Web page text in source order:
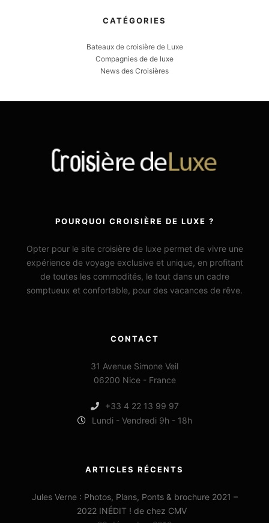
CATÉGORIES
Bateaux de croisière de Luxe
Compagnies de de luxe
News des Croisières
POURQUOI CROISIÈRE DE LUXE ?
Opter pour le site croisière de luxe permet de vivre une
expérience de voyage exclusive et unique, en profitant
de toutes les commodités, le tout dans un cadre
somptueux et confortable, pour des vacances de rêve.
CONTACT
31 Avenue Simone Veil
06200 Nice - France
+33 4 22 13 99 97
Lundi - Vendredi 9h - 18h
ARTICLES RÉCENTS
Jules Verne : Photos, Plans, Ponts & brochure 2021 –
2022 INÉDIT ! de chez CMV